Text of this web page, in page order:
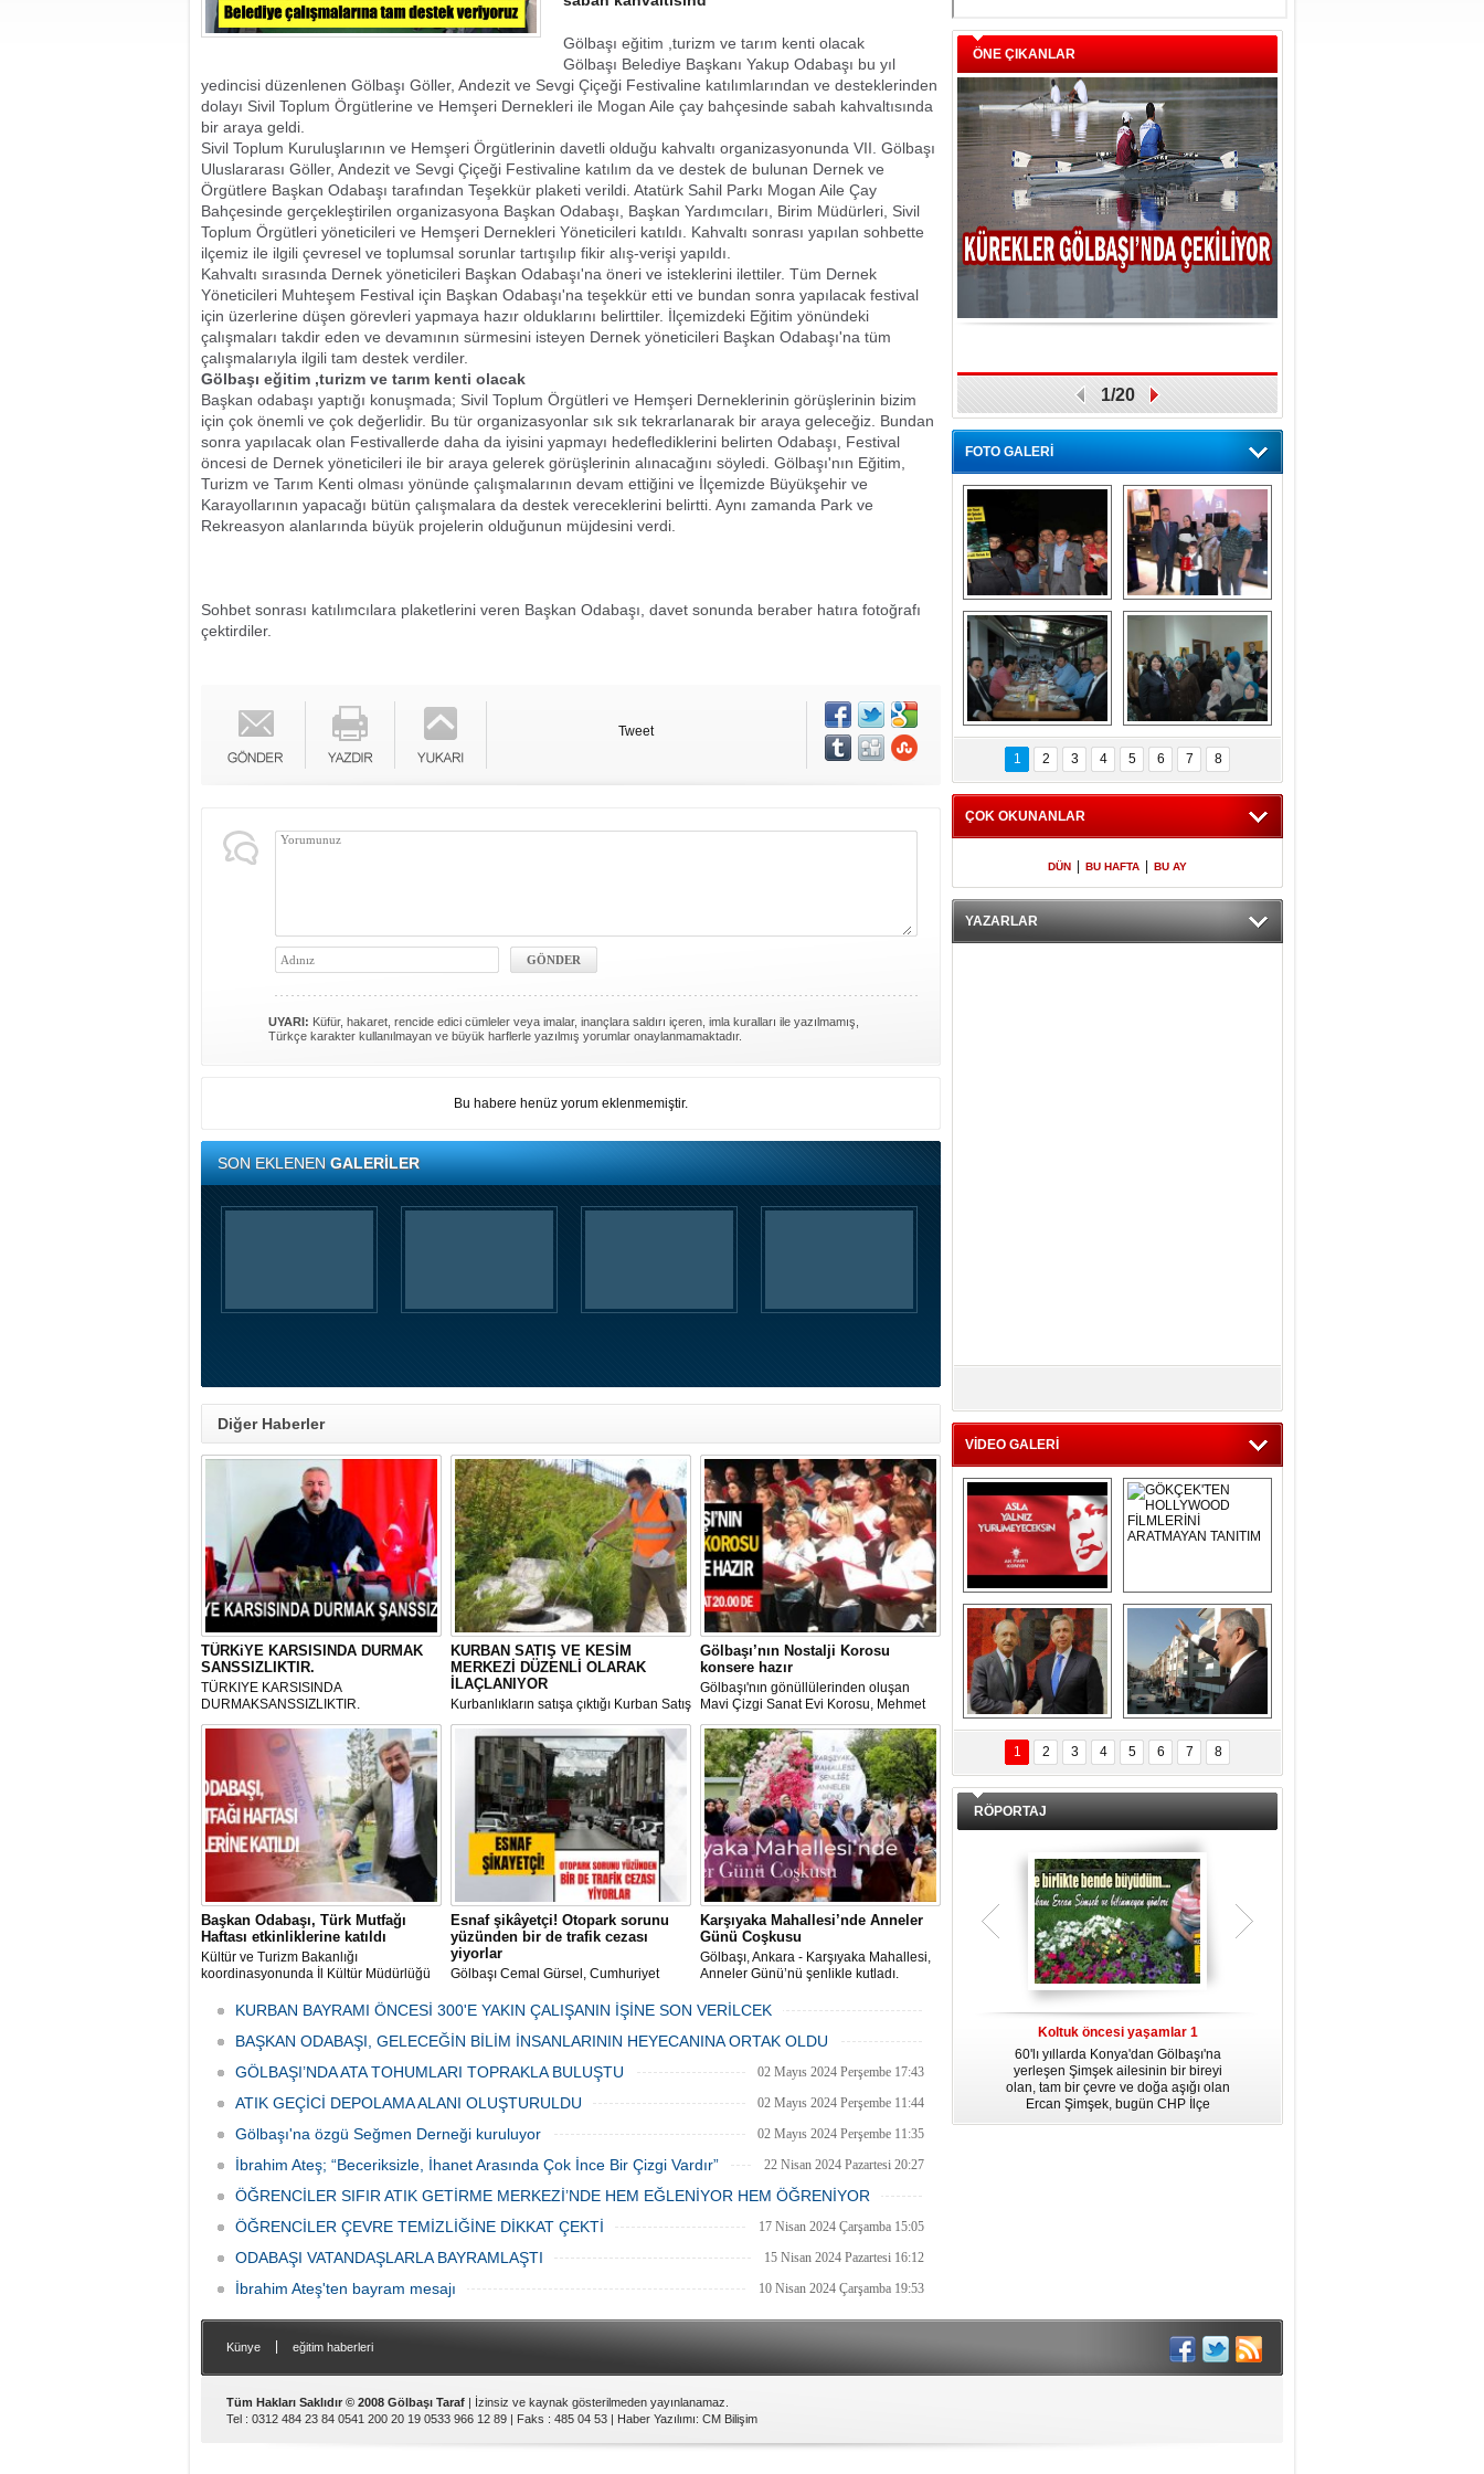
Gölbaşı eğitim ,turizm ve tarım kenti olacak
Gölbaşı Belediye Başkanı Yakup Odabaşı bu yıl
yedincisi düzenlenen Gölbaşı Göller, Andezit ve Sevgi Çiçeği Festivaline katılımlarından ve desteklerinden
dolayı Sivil Toplum Örgütlerine ve Hemşeri Dernekleri ile Mogan Aile çay bahçesinde sabah kahvaltısında
bir araya geldi.
Sivil Toplum Kuruluşlarının ve Hemşeri Örgütlerinin davetli olduğu kahvaltı organizasyonunda VII. Gölbaşı
Uluslararası Göller, Andezit ve Sevgi Çiçeği Festivaline katılım da ve destek de bulunan Dernek ve
Örgütlere Başkan Odabaşı tarafından Teşekkür plaketi verildi. Atatürk Sahil Parkı Mogan Aile Çay
Bahçesinde gerçekleştirilen organizasyona Başkan Odabaşı, Başkan Yardımcıları, Birim Müdürleri, Sivil
Toplum Örgütleri yöneticileri ve Hemşeri Dernekleri Yöneticileri katıldı. Kahvaltı sonrası yapılan sohbette
ilçemiz ile ilgili çevresel ve toplumsal sorunlar tartışılıp fikir alış-verişi yapıldı.
Kahvaltı sırasında Dernek yöneticileri Başkan Odabaşı'na öneri ve isteklerini ilettiler. Tüm Dernek
Yöneticileri Muhteşem Festival için Başkan Odabaşı'na teşekkür etti ve bundan sonra yapılacak festival
için üzerlerine düşen görevleri yapmaya hazır olduklarını belirttiler. İlçemizdeki Eğitim yönündeki
çalışmaları takdir eden ve devamının sürmesini isteyen Dernek yöneticileri Başkan Odabaşı'na tüm
çalışmalarıyla ilgili tam destek verdiler.
Gölbaşı eğitim ,turizm ve tarım kenti olacak
Başkan odabaşı yaptığı konuşmada; Sivil Toplum Örgütleri ve Hemşeri Derneklerinin görüşlerinin bizim
için çok önemli ve çok değerlidir. Bu tür organizasyonlar sık sık tekrarlanarak bir araya geleceğiz. Bundan
sonra yapılacak olan Festivallerde daha da iyisini yapmayı hedeflediklerini belirten Odabaşı, Festival
öncesi de Dernek yöneticileri ile bir araya gelerek görüşlerinin alınacağını söyledi. Gölbaşı'nın Eğitim,
Turizm ve Tarım Kenti olması yönünde çalışmalarının devam ettiğini ve İlçemizde Büyükşehir ve
Karayollarının yapacağı bütün çalışmalara da destek vereceklerini belirtti. Aynı zamanda Park ve
Rekreasyon alanlarında büyük projelerin olduğunun müjdesini verdi.
Sohbet sonrası katılımcılara plaketlerini veren Başkan Odabaşı, davet sonunda beraber hatıra fotoğrafı
çektirdiler.
Tweet
UYARI: Küfür, hakaret, rencide edici cümleler veya imalar, inançlara saldırı içeren, imla kuralları ile yazılmamış,
Türkçe karakter kullanılmayan ve büyük harflerle yazılmış yorumlar onaylanmamaktadır.
Bu habere henüz yorum eklenmemiştir.
SON EKLENENGALERİLER
Diğer Haberler
TÜRKiYE KARSISINDA DURMAK
SANSSIZLIKTIR.
TÜRKIYE KARSISINDA
DURMAKSANSSIZLIKTIR.
KURBAN SATIŞ VE KESİM
MERKEZİ DÜZENLİ OLARAK
İLAÇLANIYOR
Kurbanlıkların satışa çıktığı Kurban Satış
ve Kesim Merkezi, haşere ve
mikropların önüne geçilmesi amacıyla
her gün Gölbaşı Belediyesi ekipleri
tarafından düzenli olarak ilaçlanıyor.
Gölbaşı’nın Nostalji Korosu
konsere hazır
Gölbaşı'nın gönüllülerinden oluşan
Mavi Çizgi Sanat Evi Korosu, Mehmet
Akif Ersoy Kültür Merkezi’nde vereceği
konsere hızır.
Başkan Odabaşı, Türk Mutfağı
Haftası etkinliklerine katıldı
Kültür ve Turizm Bakanlığı
koordinasyonunda İl Kültür Müdürlüğü
Haftası" etkinlikleri Ankara'da devam
Esnaf şikâyetçi! Otopark sorunu
yüzünden bir de trafik cezası
yiyorlar
Gölbaşı Cemal Gürsel, Cumhuriyet
bulunan esnaf ve alışverişe gelen
vatandaşlar park cezaları yüzünden
canından bezdi.
Karşıyaka Mahallesi’nde Anneler
Günü Coşkusu
Gölbaşı, Ankara - Karşıyaka Mahallesi,
Anneler Günü’nü şenlikle kutladı.
öncülüğünde düzenlenen 1. Karşıyaka
KURBAN BAYRAMI ÖNCESİ 300'E YAKIN ÇALIŞANIN İŞİNE SON VERİLCEK
06 Mayıs 2024 Pazartesi 15:47
BAŞKAN ODABAŞI, GELECEĞİN BİLİM İNSANLARININ HEYECANINA ORTAK OLDU
06 Mayıs 2024 Pazartesi 15:31
GÖLBAŞI’NDA ATA TOHUMLARI TOPRAKLA BULUŞTU 02 Mayıs 2024 Perşembe 17:43
ATIK GEÇİCİ DEPOLAMA ALANI OLUŞTURULDU 02 Mayıs 2024 Perşembe 11:44
Gölbaşı'na özgü Seğmen Derneği kuruluyor 02 Mayıs 2024 Perşembe 11:35
İbrahim Ateş; “Beceriksizle, İhanet Arasında Çok İnce Bir Çizgi Vardır” 22 Nisan 2024 Pazartesi 20:27
ÖĞRENCİLER SIFIR ATIK GETİRME MERKEZİ’NDE HEM EĞLENİYOR HEM ÖĞRENİYOR
20 Nisan 2024 Cumartesi 15:26
ÖĞRENCİLER ÇEVRE TEMİZLİĞİNE DİKKAT ÇEKTİ 17 Nisan 2024 Çarşamba 15:05
ODABAŞI VATANDAŞLARLA BAYRAMLAŞTI 15 Nisan 2024 Pazartesi 16:12
İbrahim Ateş'ten bayram mesajı 10 Nisan 2024 Çarşamba 19:53
ÖNE ÇIKANLAR
1/20
FOTO GALERİ
Gölbaşı GAZZE
İÇİN YÜRÜDÜ
Kaymakamlıktan
iftar yemeği
Kaymakamlıktan
iftar yemeği
NERGÜL
YILDIRIM SEÇİM
BÜROSUNU AÇTI
1 2 3 4 5 6 7 8
ÇOK OKUNANLAR
DÜN BU HAFTA BU AY
YAZARLAR
VİDEO GALERİ
Asla Yalnız
Yürümeyeceksin
Uzun Adam
GÖKÇEK'TEN
HOLLYWOOD
FİLMLERİNİ
ARATMAYAN
TANITIM
DAL İÇERİ ZÜBÜK!
ERCAN ŞİMŞEK
GÖLBAŞI'NDA
KASIRGA ETKİSİ
YARATTI !
1 2 3 4 5 6 7 8
RÖPORTAJ
Koltuk öncesi yaşamlar 1
60'lı yıllarda Konya'dan Gölbaşı'na
yerleşen Şimşek ailesinin bir bireyi
olan, tam bir çevre ve doğa aşığı olan
Ercan Şimşek, bugün CHP İlçe
Başkanlığı yaptığı Gölbaşı'nda yaşam
Teşrik tekbiri nedir? Ne anlama gelir?
Künye eğitim haberleri
Tüm Hakları Saklıdır © 2008 Gölbaşı Taraf | İzinsiz ve kaynak gösterilmeden yayınlanamaz.
Tel : 0312 484 23 84 0541 200 20 19 0533 966 12 89 | Faks : 485 04 53 | Haber Yazılımı: CM Bilişim